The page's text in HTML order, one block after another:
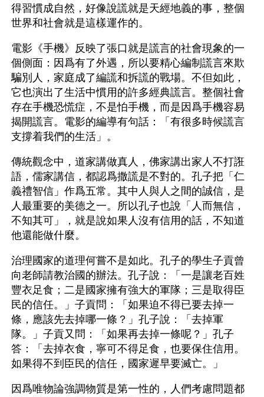
得習慣成自然，好像說謊就是天經地義的事，整個
世界和社會就是這樣運作的。
電影《手機》反映了張口就是謊言的社會現象的一
個側面：因爲有了外遇，所以要精心編制謊言來欺
騙別人，家庭成了編謊和拆謊的戰場。不但如此，
它也演出了生活中慣用的許多經典謊言。整個社會
存在手機恐慌症，不是怕手機，而是因爲手機容易
揭開謊言。電影的編導有句話：「有很多時候謊言
支撐着我們的生活」。
傳統觀念中，道家講做真人，佛家講出家人不打誑
語，儒家講信，都認爲撒謊是不對的。孔子把「仁
義禮智信」作爲五常。其中人與人之間的誠信，是
人最重要的美德之一。所以孔子也說「人而無信，
不知其可」，就是說如果人沒有信用的話，不知道
他還能做什麼。
治理國家的道理何嘗不是如此。孔子的學生子貢曾
向老師請教治國的辦法。孔子說：「一是讓老百姓
豐衣足食；二是國家擁有強大的軍隊；三是取得臣
民的信任。」子貢問：「如果迫不得已要去掉一
條，應該先去掉哪一條？」孔子說：「去掉軍
隊。」子貢又問：「如果再去掉一條呢？」孔子
答：「去掉衣食，寧可不得足食，也要保住信用。
如果得不到臣民的信任，國家遲早要滅亡。」
因爲唯物論強調物質是第一性的，人們考慮問題都